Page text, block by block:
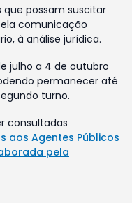
que possam suscitar
comunicação
à análise jurídica.
julho a 4 de outubro
permanecer até
turno.
consultadas
aos Agentes Públicos
pela